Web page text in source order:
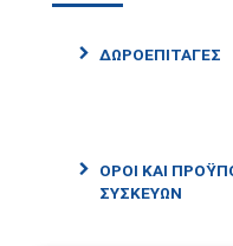
ΔΩΡΟΕΠΙΤΑΓΕΣ
ΟΡΟΙ ΚΑΙ
ΣΥΣΚΕΥΩΝ